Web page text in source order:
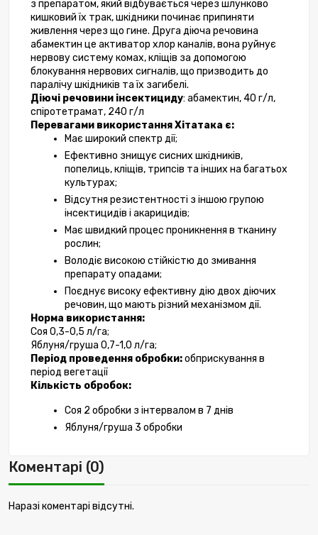
з препаратом, який відбувається через шлунково
кишковий їх трак, шкідники починає припиняти
живлення через що гине. Друга діюча речовина
абамектин це активатор хлор каналів, вона руйнує
нервову систему комах, кліщів за допомогою
блокування нервових сигналів, що призводить до
паралічу шкідників та їх загибелі.
Діючі речовини інсектициду: абамектин, 40 г/л,
спіротетрамат, 240 г/л
Перевагами використання Хітатака є:
Має широкий спектр дії;
Ефективно знищує сисних шкідників,
попелиць, кліщів, трипсів та інших на багатьох
культурах;
Відсутня резистентності з іншою групою
інсектицидів і акарицидів;
Має швидкий процес проникнення в тканину
рослин;
Володіє високою стійкістю до змивання
препарату опадами;
Поєднує високу ефективну дію двох діючих
речовин, що мають різний механізмом дії.
Норма використання:
Соя 0,3-0,5 л/га;
Яблуня/груша 0,7-1,0 л/га;
Період проведення обробки: обприскування в
період вегетації
Кількість обробок:
Соя 2 обробки з інтервалом в 7 днів
Яблуня/груша 3 обробки
Коментарі (0)
Наразі коментарі відсутні.